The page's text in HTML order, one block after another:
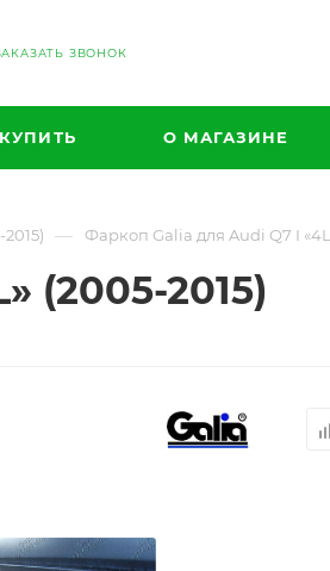
ЗВОНОК
О МАГАЗИНЕ
— Фаркоп Galia для Audi Q7 I
(2005-2015)